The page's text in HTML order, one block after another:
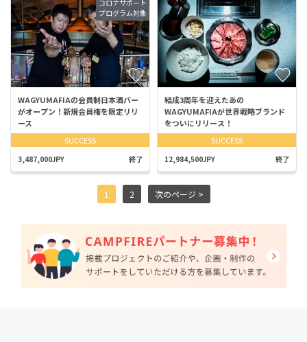
コロナサポート
プログラム対象
WAGYUMAFIAの会員制日本酒バー
がオープン！新規会員権を限定リリ
ース
SUCCESS
3,487,000JPY 終了
結成3周年を迎えたあの
WAGYUMAFIAが世界戦略ブランド
をついにリリース！
SUCCESS
12,984,500JPY 終了
1 2 次のページ >